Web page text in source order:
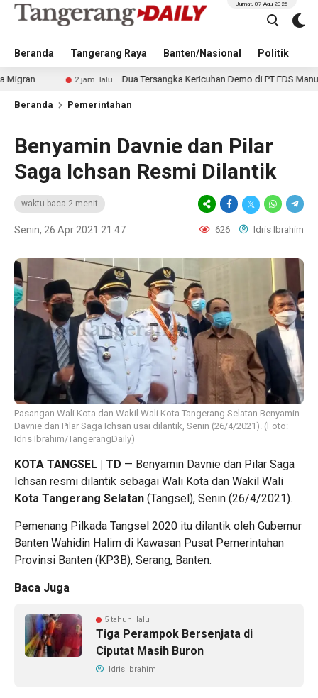
Beranda Tangerang Raya Banten/Nasional Politik
Jumat, 07 Agu 2026
2 jam lalu Dua Tersangka Kericuhan Demo di PT EDS Manufacturing
Beranda Pemerintahan
Benyamin Davnie dan Pilar
Saga Ichsan Resmi Dilantik
waktu baca 2 menit
Senin, 26 Apr 2021 21:47 626 Idris Ibrahim
Pasangan Wali Kota dan Wakil Wali Kota Tangerang Selatan Benyamin
Davnie dan Pilar Saga Ichsan usai dilantik, Senin (26/4/2021). (Foto:
Idris Ibrahim/TangerangDaily)
KOTA TANGSEL | TD — Benyamin Davnie dan Pilar Saga
Ichsan resmi dilantik sebagai Wali Kota dan Wakil Wali
Kota Tangerang Selatan (Tangsel), Senin (26/4/2021).
Pemenang Pilkada Tangsel 2020 itu dilantik oleh Gubernur
Banten Wahidin Halim di Kawasan Pusat Pemerintahan
Provinsi Banten (KP3B), Serang, Banten.
Baca Juga
5 tahun lalu
Tiga Perampok Bersenjata di
Ciputat Masih Buron
Idris Ibrahim